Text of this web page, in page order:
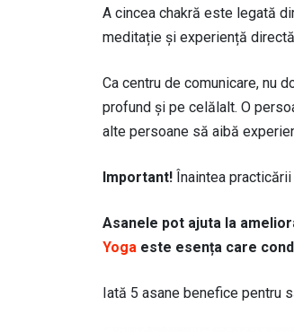
A cincea chakră este legată
meditație și experiență
Ca centru de comunicare, nu
profund și pe celălalt. O
alte persoane să aibă
Important! Înaintea
Asanele pot ajuta la
Yoga este esența care
Iată 5 asane benefice pentru